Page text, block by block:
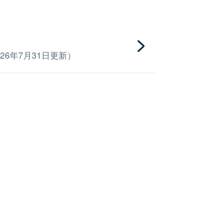
年7月31日更新）